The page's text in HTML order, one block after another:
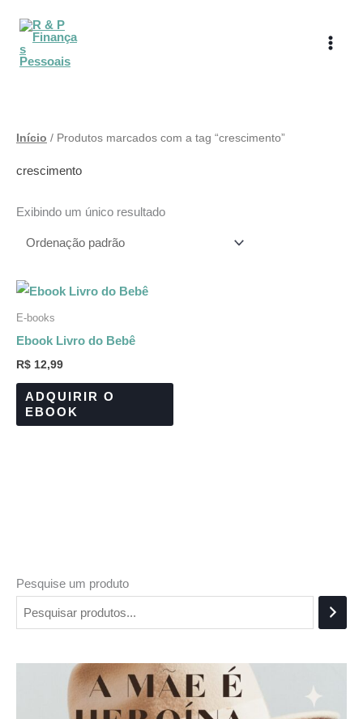
para
Início / Produtos marcados com a tag “crescimento”
crescimento
Exibindo um único resultado
E-books
Ebook Livro do Bebê
R$ 12,99
ADQUIRIR O
EBOOK
Pesquise um produto